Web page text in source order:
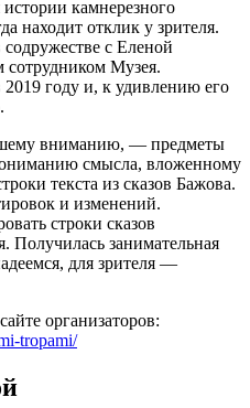
камнерезного
находит отклик у зрителя.
с Еленой
Музея.
году и, к удивлению его
вниманию, — предметы
смысла, вложенному
текста из сказов Бажова.
и изменений.
строки сказов
Получилась занимательная
для зрителя —
организаторов:
tropami/